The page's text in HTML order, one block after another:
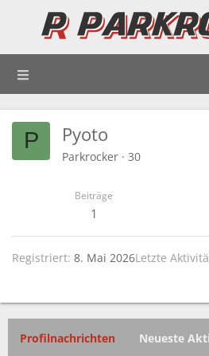
P Pyoto
Parkrocker · 30
Beiträge
1
Registriert 8. Mai 2026Letzte
Profilnachrichten Neueste